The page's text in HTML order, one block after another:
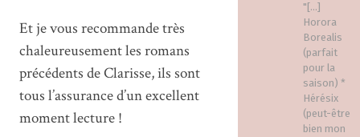
"[…]
Horora
Borealis
(parfait
pour la
saison) *
Hérésix
(peut-être
bien mon
Et je vous recommande très
chaleureusement les romans
précédents de Clarisse, ils sont
tous l’assurance d’un excellent
moment lecture !